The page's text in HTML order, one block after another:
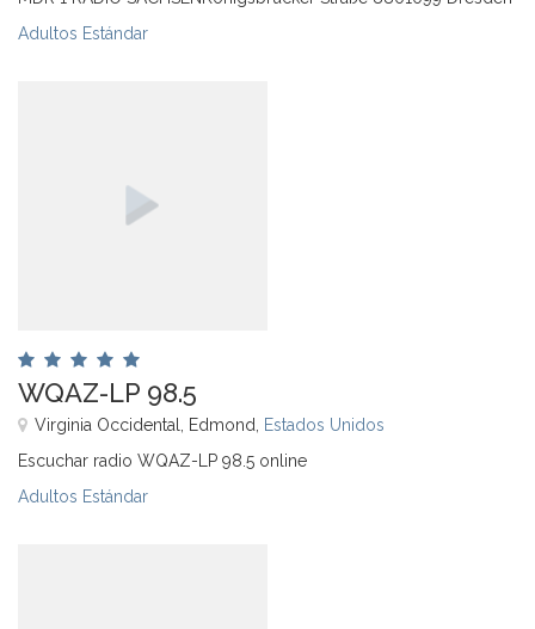
Adultos Estándar
WQAZ-LP 98.5
Virginia Occidental, Edmond, Estados Unidos
Escuchar radio WQAZ-LP 98.5 online
Adultos Estándar